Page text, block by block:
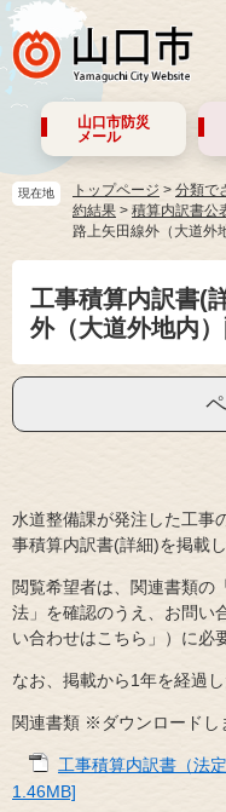
山口市防災
メール
現在地 トップページ > 分類で
約結果 > 積算内訳書公
路上矢田線外（大道外
工事積算内訳書(
外（大道外地内
水道整備課が発注した工事
事積算内訳書(詳細)を掲載し
閲覧希望者は、関連書類の
法」を確認のうえ、お問い
い合わせはこちら」）に必
なお、掲載から1年を経過
関連書類 ※ダウンロードし
工事積算内訳書（法
1.46MB]